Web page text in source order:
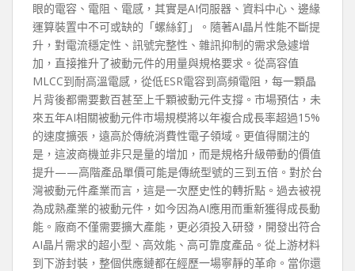
眼的電容、電阻、電感，其實是AI伺服器、資料中心、邊緣
運算裝置中不可或缺的「螺絲釘」。隨著AI晶片性能不斷提
升，對電流穩定性、訊號完整性、雜訊抑制的需求急遽增
加，直接推升了被動元件的用量與規格要求。從高容值
MLCC到耐高溫電感，從低ESR電容到高頻電阻，每一顆晶
片背後都需要數百甚至上千顆被動元件支撐。市場預估，未
來五年AI相關被動元件市場規模將以年複合成長率超過15%
的速度擴張，遠高於傳統消費性電子領域。更值得關注的
是，這波商機並非只是量的增加，而是規格升級帶動的價值
提升——高階產品單價可能是傳統型號的三到五倍。對於台
灣被動元件產業而言，這是一次歷史性的轉折點。過去被視
為成熟產業的被動元件，如今因為AI應用而重新獲得成長動
能。廠商不僅需要擴大產能，更必須投入研發，開發出符合
AI晶片需求的超小型、高效能、高可靠度產品。從上游材料
到下游封裝，整個供應鏈都在經歷一場寧靜的革命。當你還